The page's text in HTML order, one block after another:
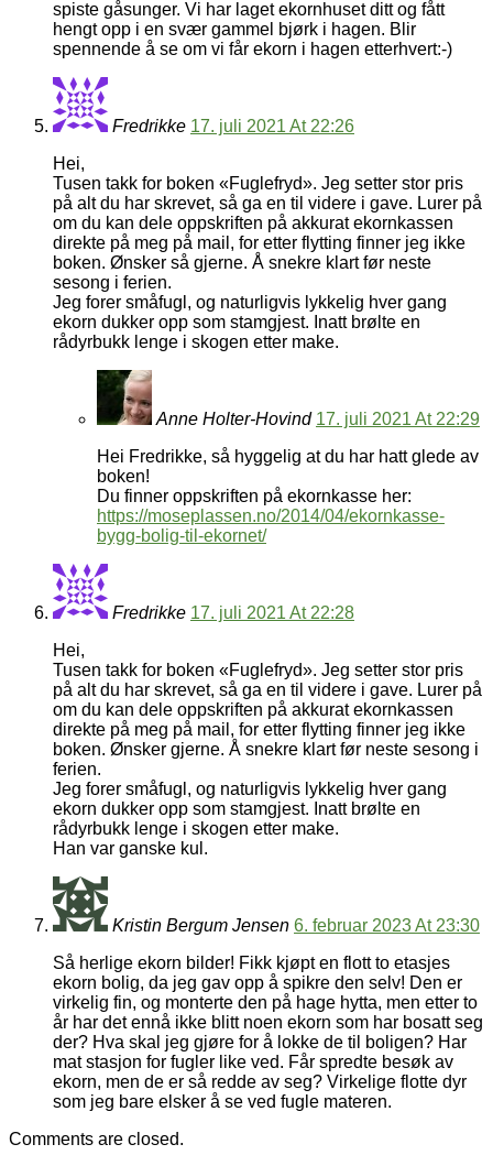
spiste gåsunger. Vi har laget ekornhuset ditt og fått
hengt opp i en svær gammel bjørk i hagen. Blir
spennende å se om vi får ekorn i hagen etterhvert:-)
Fredrikke 17. juli 2021 At 22:26
Hei,
Tusen takk for boken «Fuglefryd». Jeg setter stor pris
på alt du har skrevet, så ga en til videre i gave. Lurer på
om du kan dele oppskriften på akkurat ekornkassen
direkte på meg på mail, for etter flytting finner jeg ikke
boken. Ønsker så gjerne. Å snekre klart før neste
sesong i ferien.
Jeg forer småfugl, og naturligvis lykkelig hver gang
ekorn dukker opp som stamgjest. Inatt brølte en
rådyrbukk lenge i skogen etter make.
Anne Holter-Hovind 17. juli 2021 At 22:29
Hei Fredrikke, så hyggelig at du har hatt glede av
boken!
Du finner oppskriften på ekornkasse her:
https://moseplassen.no/2014/04/ekornkasse-
bygg-bolig-til-ekornet/
Fredrikke 17. juli 2021 At 22:28
Hei,
Tusen takk for boken «Fuglefryd». Jeg setter stor pris
på alt du har skrevet, så ga en til videre i gave. Lurer på
om du kan dele oppskriften på akkurat ekornkassen
direkte på meg på mail, for etter flytting finner jeg ikke
boken. Ønsker gjerne. Å snekre klart før neste sesong i
ferien.
Jeg forer småfugl, og naturligvis lykkelig hver gang
ekorn dukker opp som stamgjest. Inatt brølte en
rådyrbukk lenge i skogen etter make.
Han var ganske kul.
Kristin Bergum Jensen 6. februar 2023 At 23:30
Så herlige ekorn bilder! Fikk kjøpt en flott to etasjes
ekorn bolig, da jeg gav opp å spikre den selv! Den er
virkelig fin, og monterte den på hage hytta, men etter to
år har det ennå ikke blitt noen ekorn som har bosatt seg
der? Hva skal jeg gjøre for å lokke de til boligen? Har
mat stasjon for fugler like ved. Får spredte besøk av
ekorn, men de er så redde av seg? Virkelige flotte dyr
som jeg bare elsker å se ved fugle materen.
Comments are closed.